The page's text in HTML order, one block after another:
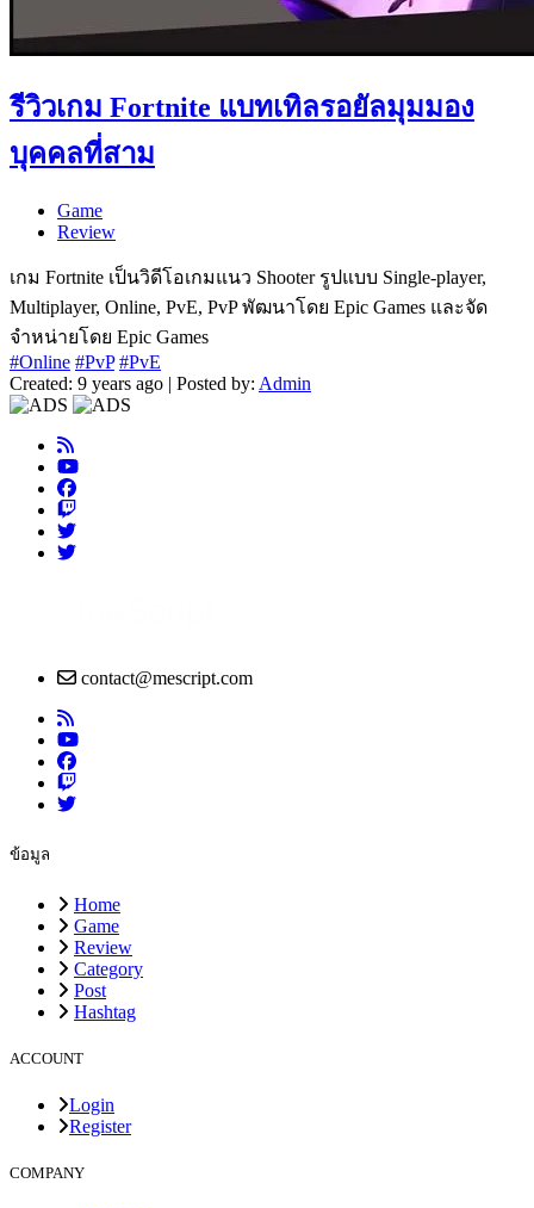
รีวิวเกม Fortnite แบทเทิลรอยัลมุมมอง
บุคคลที่สาม
Game
Review
เกม Fortnite เป็นวิดีโอเกมแนว Shooter รูปแบบ Single-player,
Multiplayer, Online, PvE, PvP พัฒนาโดย Epic Games และจัด
จำหน่ายโดย Epic Games
#Online #PvP #PvE
Created: 9 years ago | Posted by: Admin
contact@mescript.com
ข้อมูล
Home
Game
Review
Category
Post
Hashtag
ACCOUNT
Login
Register
COMPANY